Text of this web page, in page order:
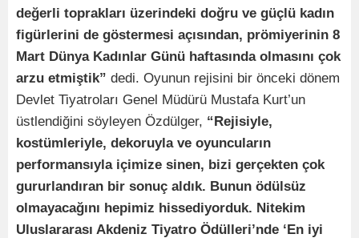
değerli toprakları üzerindeki doğru ve güçlü kadın
figürlerini de göstermesi açısından, prömiyerinin 8
Mart Dünya Kadınlar Günü haftasında olmasını çok
arzu etmiştik” dedi. Oyunun rejisini bir önceki dönem
Devlet Tiyatroları Genel Müdürü Mustafa Kurt’un
üstlendiğini söyleyen Özdülger, “Rejisiyle,
kostümleriyle, dekoruyla ve oyuncuların
performansıyla içimize sinen, bizi gerçekten çok
gururlandıran bir sonuç aldık. Bunun ödülsüz
olmayacağını hepimiz hissediyorduk. Nitekim
Uluslararası Akdeniz Tiyatro Ödülleri’nde ‘En iyi